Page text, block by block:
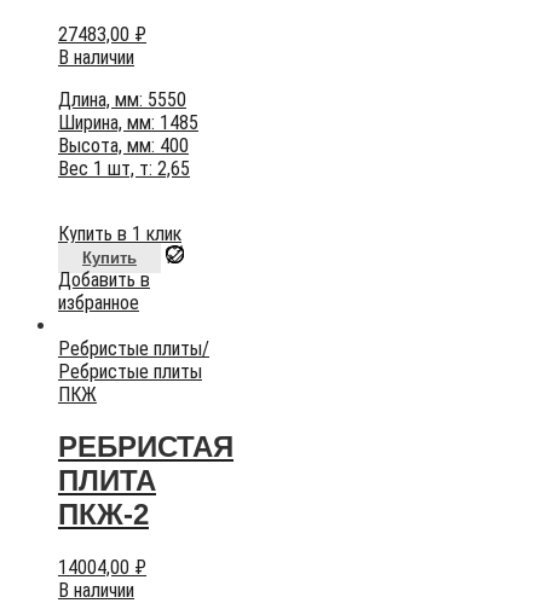
27483,00 ₽
В наличии
Длина, мм: 5550
Ширина, мм: 1485
Высота, мм: 400
Вес 1 шт, т: 2,65
Купить в 1 клик
Купить
Добавить в
избранное
Ребристые плиты/
Ребристые плиты
ПКЖ
РЕБРИСТАЯ
ПЛИТА
ПКЖ-2
14004,00 ₽
В наличии